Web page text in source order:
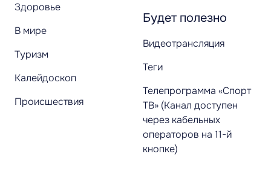
Здоровье
В мире
Туризм
Калейдоскоп
Происшествия
Будет полезно
Видеотрансляция
Теги
Телепрограмма «Спорт
ТВ» (Канал доступен
через кабельных
операторов на 11-й
кнопке)